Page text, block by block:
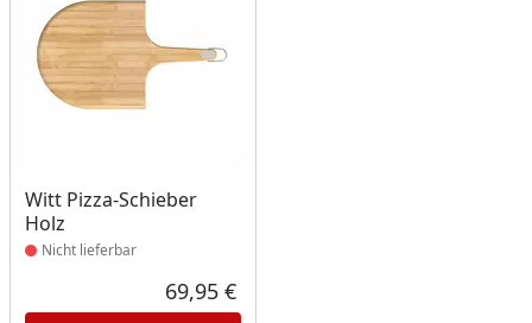
Witt Pizza-Schieber
Holz
Produkt nicht lieferbar
Nicht lieferbar
Aktueller Preis
69,95 €